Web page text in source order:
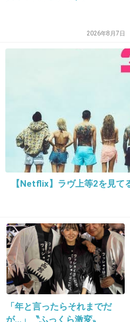
24. 匿名2018/04/16(月) 10:18:03
CMしか見てないけど、外国
25. 匿名2018/04/16(月) 10:20:45
見てないけど日本アカデミ
外国映画賞みたいなものがあ
あるとしたら”持ちつ持た
26. 匿名2018/04/16(月) 10:21:38
何で木梨？と思ったけ
2026年8月7日
【Netflix】ラヴ上等2を見て
「年と言ったらそれまでだ
が…」〝ふっくら激変〟